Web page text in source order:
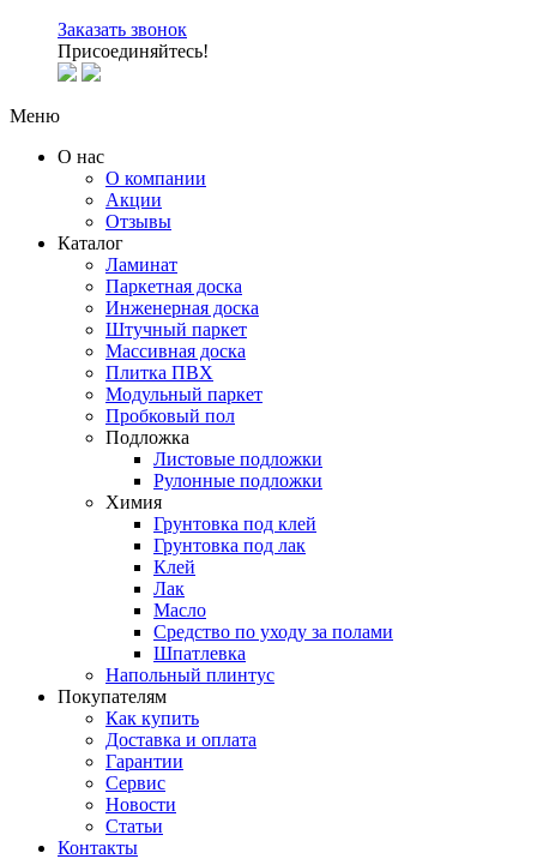
Заказать звонок
Присоединяйтесь!
Меню
О нас
О компании
Акции
Отзывы
Каталог
Ламинат
Паркетная доска
Инженерная доска
Штучный паркет
Массивная доска
Плитка ПВХ
Модульный паркет
Пробковый пол
Подложка
Листовые подложки
Рулонные подложки
Химия
Грунтовка под клей
Грунтовка под лак
Клей
Лак
Масло
Средство по уходу за полами
Шпатлевка
Напольный плинтус
Покупателям
Как купить
Доставка и оплата
Гарантии
Сервис
Новости
Статьи
Контакты